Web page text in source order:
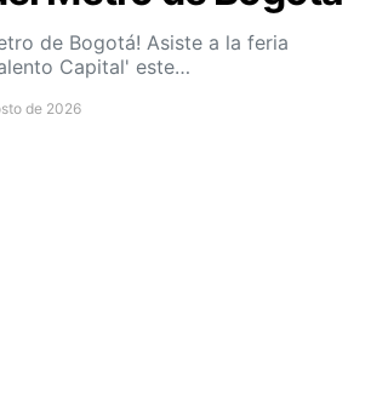
de Bogotá! Asiste a la feria
Capital' este…
de 2026